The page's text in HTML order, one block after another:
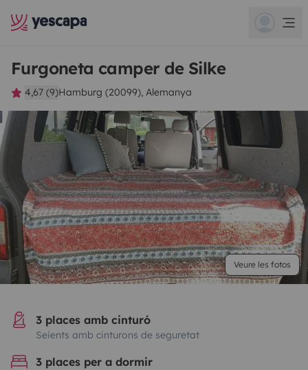
Furgoneta camper de Silke
4,67 (9)Hamburg (20099), Alemanya
Veure les fotos
3 places amb cinturó
Seients amb cinturons de seguretat
3 places per a dormir